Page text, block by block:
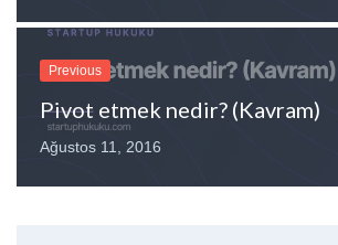
Previous
Pivot etmek nedir? (Kavram)
Ağustos 11, 2016